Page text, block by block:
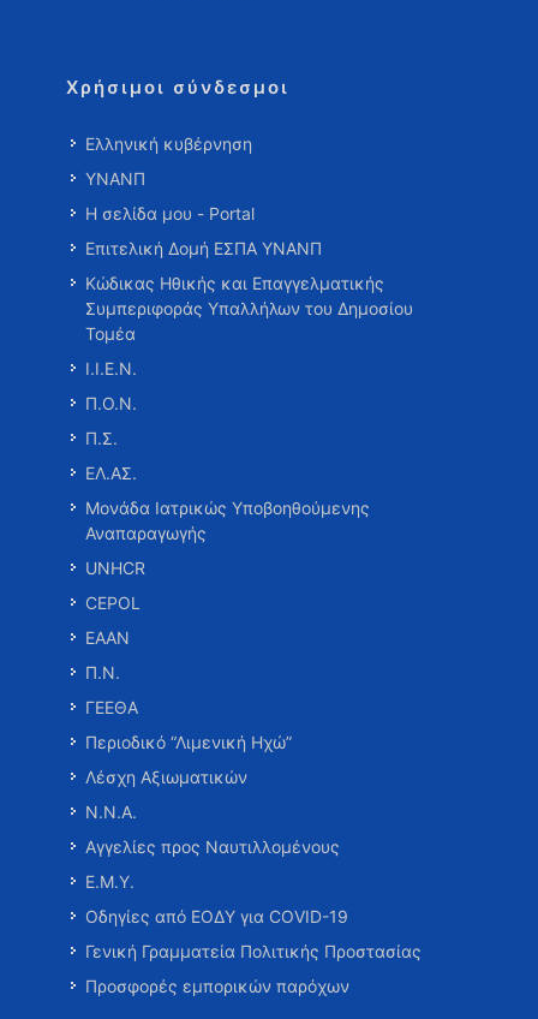
Χρήσιμοι σύνδεσμοι
Ελληνική κυβέρνηση
ΥΝΑΝΠ
Η σελίδα μου - Portal
Επιτελική Δομή ΕΣΠΑ ΥΝΑΝΠ
Κώδικας Ηθικής και Επαγγελματικής
Συμπεριφοράς Υπαλλήλων του Δημοσίου
Τομέα
Ι.Ι.Ε.Ν.
Π.Ο.Ν.
Π.Σ.
ΕΛ.ΑΣ.
Μονάδα Ιατρικώς Υποβοηθούμενης
Αναπαραγωγής
UNHCR
CEPOL
ΕΑΑΝ
Π.Ν.
ΓΕΕΘΑ
Περιοδικό “Λιμενική Ηχώ”
Λέσχη Αξιωματικών
Ν.Ν.Α.
Αγγελίες προς Ναυτιλλομένους
Ε.Μ.Υ.
Οδηγίες από ΕΟΔΥ για COVID-19
Γενική Γραμματεία Πολιτικής Προστασίας
Προσφορές εμπορικών παρόχων